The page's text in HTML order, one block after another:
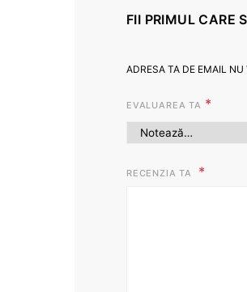
FII PRIMUL CARE
ADRESA TA DE EMAIL NU
EVALUAREA TA *
RECENZIA TA